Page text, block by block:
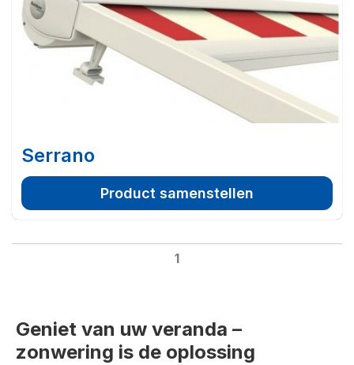
Serrano
Product samenstellen
1
Geniet van uw veranda –
zonwering is de oplossing